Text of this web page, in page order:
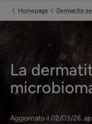
Homepage Dermatite
La
Aggiornato il 02/03/26,